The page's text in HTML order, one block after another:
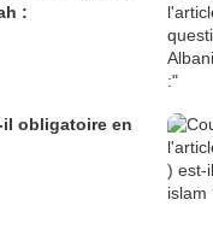
:
obligatoire en